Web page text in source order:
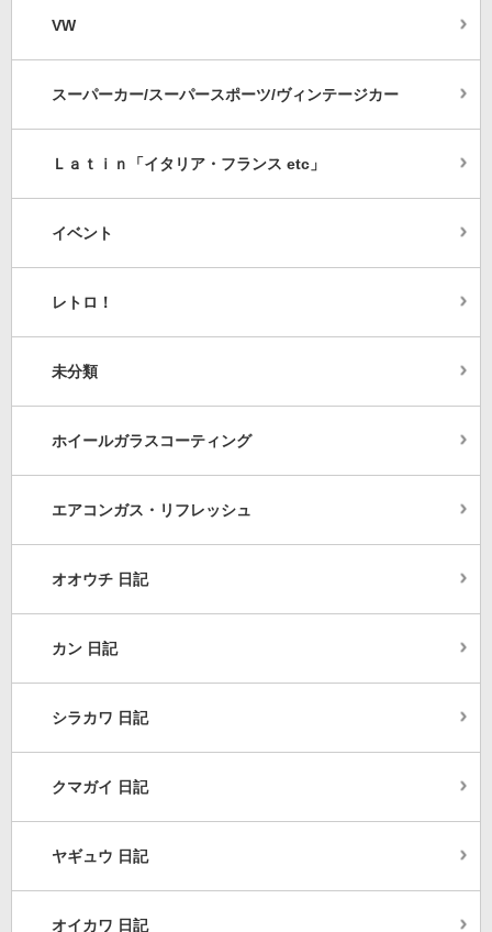
VW
スーパーカー/スーパースポーツ/ヴィンテージカー
Ｌａｔｉｎ「イタリア・フランス etc」
イベント
レトロ！
未分類
ホイールガラスコーティング
エアコンガス・リフレッシュ
オオウチ 日記
カン 日記
シラカワ 日記
クマガイ 日記
ヤギュウ 日記
オイカワ 日記